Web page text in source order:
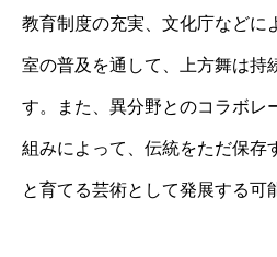
教育制度の充実、文化庁などに
室の普及を通して、上方舞は持
す。また、異分野とのコラボレ
組みによって、伝統をただ保存
と育てる芸術として発展する可